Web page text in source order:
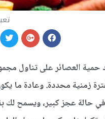
حمية العصائر على تناول
زمنية محددة. وعادة ما
حالة عجز كبير، ويسمح لك